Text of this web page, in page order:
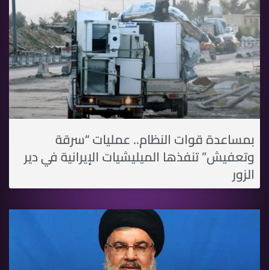
بمساعدة قوات النظام.. عمليات “سرقة
وتعفيش” تنفذها الميليشيات الإيرانية في دير
الزور